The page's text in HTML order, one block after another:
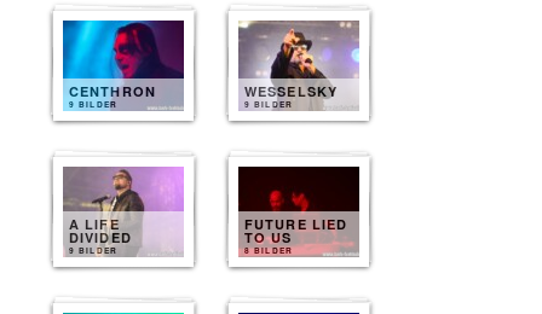
CENTHRON
9 BILDER
WESSELSKY
9 BILDER
A LIFE
DIVIDED
9 BILDER
FUTURE LIED
TO US
8 BILDER